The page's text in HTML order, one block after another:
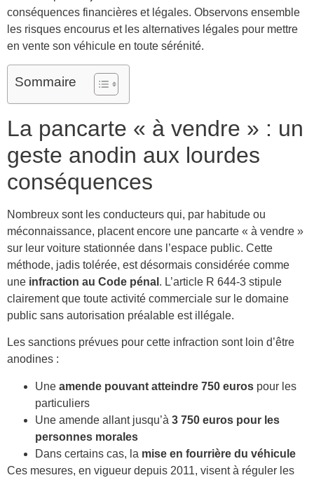
conséquences financières et légales. Observons ensemble
les risques encourus et les alternatives légales pour mettre
en vente son véhicule en toute sérénité.
Sommaire
La pancarte « à vendre » : un
geste anodin aux lourdes
conséquences
Nombreux sont les conducteurs qui, par habitude ou
méconnaissance, placent encore une pancarte « à vendre »
sur leur voiture stationnée dans l’espace public. Cette
méthode, jadis tolérée, est désormais considérée comme
une infraction au Code pénal . L’article R 644-3 stipule
clairement que toute activité commerciale sur le domaine
public sans autorisation préalable est illégale.
Les sanctions prévues pour cette infraction sont loin d’être
anodines :
Une amende pouvant atteindre 750 euros pour les
particuliers
Une amende allant jusqu’à 3 750 euros pour les
personnes morales
Dans certains cas, la mise en fourrière du véhicule
Ces mesures, en vigueur depuis 2011, visent à réguler les